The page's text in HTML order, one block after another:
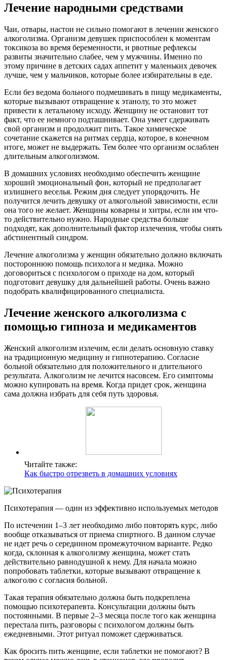
Лечение народными средствами
Чаи, отвары, настои не сильно помогают в лечении женского
алкоголизма. Организм девушек приспособлен к моментам
токсикоза во время беременности, и рвотные рефлексы
развиты значительно слабее, чем у мужчины. Именно по
этому причине в детских садах аппетит у маленьких девочек
лучше, чем у мальчиков, которые более избирательны в еде.
Если без ведома больного подмешивать в пищу медикаменты,
которые вызывают отвращение к этанолу, то это может
привести к летальному исходу. Женщину не остановит тот
факт, что ее немного подташнивает. Она умеет сдерживать
свой организм и продолжит пить. Такое химическое
сочетание скажется на ритмах сердца, которое, в конечном
итоге, может не выдержать. Тем более что организм ослаблен
длительным алкоголизмом.
В домашних условиях необходимо обеспечить женщине
хороший эмоциональный фон, который не предполагает
излишнего веселья. Режим дня следует упорядочить. Не
получится лечить девушку от алкогольной зависимости, если
она того не желает. Женщины коварны и хитры, если им что-
то действительно нужно. Народные средства больше
подходят, как дополнительный фактор излечения, чтобы снять
абстинентный синдром.
Лечение алкоголизма у женщин обязательно должно включать
постороннюю помощь психолога и медика. Можно
договориться с психологом о приходе на дом, который
подготовит девушку для дальнейшей работы. Очень важно
подобрать квалифицированного специалиста.
Лечение женского алкоголизма с
помощью гипноза и медикаментов
Женский алкоголизм излечим, если делать основную ставку
на традиционную медицину и гипнотерапию. Согласие
больной обязательно для положительного и длительного
результата. Алкоголизм не лечится насовсем. Его симптомы
можно купировать на время. Когда придет срок, женщина
сама должна избрать для себя путь здоровья.
Читайте также:
Как быстро отрезветь в домашних условиях
Психотерапия — один из эффективно используемых методов
По истечении 1–3 лет необходимо либо повторять курс, либо
вообще отказываться от приема спиртного. В данном случае
не идет речь о серединном промежуточном варианте. Редко
когда, склонная к алкоголизму женщина, может стать
действительно равнодушной к нему. Для начала можно
попробовать таблетки, которые вызывают отвращение к
алкоголю с согласия больной.
Такая терапия обязательно должна быть подкреплена
помощью психотерапевта. Консультации должны быть
постоянными. В первые 2–3 месяца после того как женщина
перестала пить, разговоры с психологом должны быть
ежедневными. Этот ритуал поможет сдерживаться.
Как бросить пить женщине, если таблетки не помогают? В